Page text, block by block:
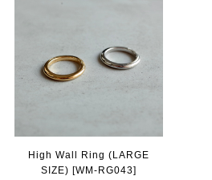
High Wall Ring (LARGE
SIZE) [WM-RG043]